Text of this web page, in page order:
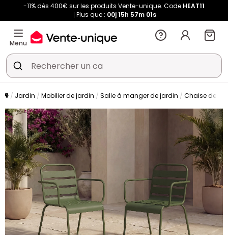
-11% dès 400€ sur les produits Vente-unique. Code HEAT11
Plus que : 00j 15h 56m 59s
Menu
Jardin Mobilier de jardin Salle à manger de jardin Chaise de